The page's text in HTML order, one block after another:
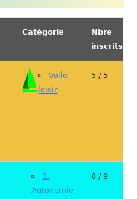
Catégorie
Nbre
inscrits
Voile
loisir
5 / 5
3.
Autonomie
8 / 9